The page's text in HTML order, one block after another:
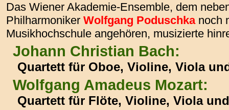
Das Wiener Akademie-Ensemble, dem
Philharmoniker Wolfgang Poduschkanoch
Musikhochschule angehören, musizierte
Johann Christian Bach:
Quartett für Oboe, Violine, Viola
Wolfgang Amadeus Mozart:
Quartett für Flöte, Violine, Viola